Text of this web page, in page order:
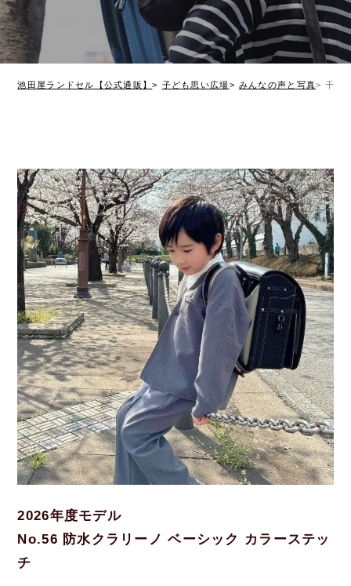
池田屋ランドセル【公式通販】 子ども思い広場 みんなの声と写真 千葉
2026年度モデル
No.56 防水クラリーノ ベーシック カラーステッ
チ